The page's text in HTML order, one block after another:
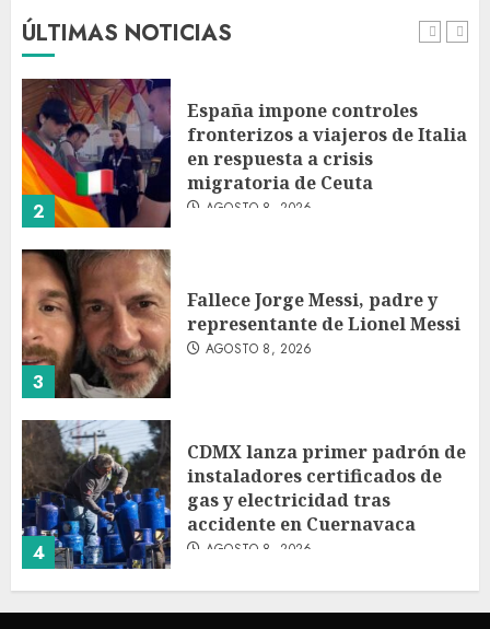
ÚLTIMAS NOTICIAS
1
réplica
2
España impone controles
fronterizos a viajeros de Italia
en respuesta a crisis
migratoria de Ceuta
AGOSTO 8, 2026
3
Fallece Jorge Messi, padre y
representante de Lionel Messi
AGOSTO 8, 2026
4
CDMX lanza primer padrón de
instaladores certificados de
gas y electricidad tras
accidente en Cuernavaca
AGOSTO 8, 2026